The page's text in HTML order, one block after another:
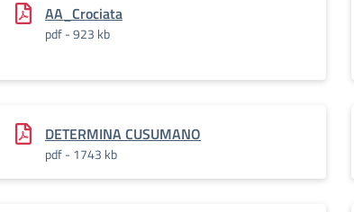
AA_Crociata
pdf - 923 kb
DETERMINA CUSUMANO
pdf - 1743 kb